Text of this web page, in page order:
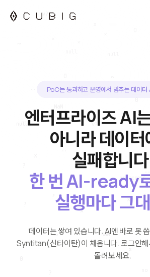
PoC는 통과하고 운영에서 멈추는 데이터
엔터프라이즈 AI
아니라 데이터
실패합니
한 번 AI-ready
실행마다 그
데이터는 쌓여 있습니다. AI엔 바로 못
Syntitan(신타이탄)이 채웁니다.로그인
돌려보세요.